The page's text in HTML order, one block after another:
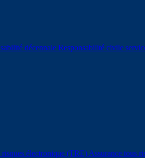
décennale Responsabilité civile
risques électronique (TRE) Assurance tous